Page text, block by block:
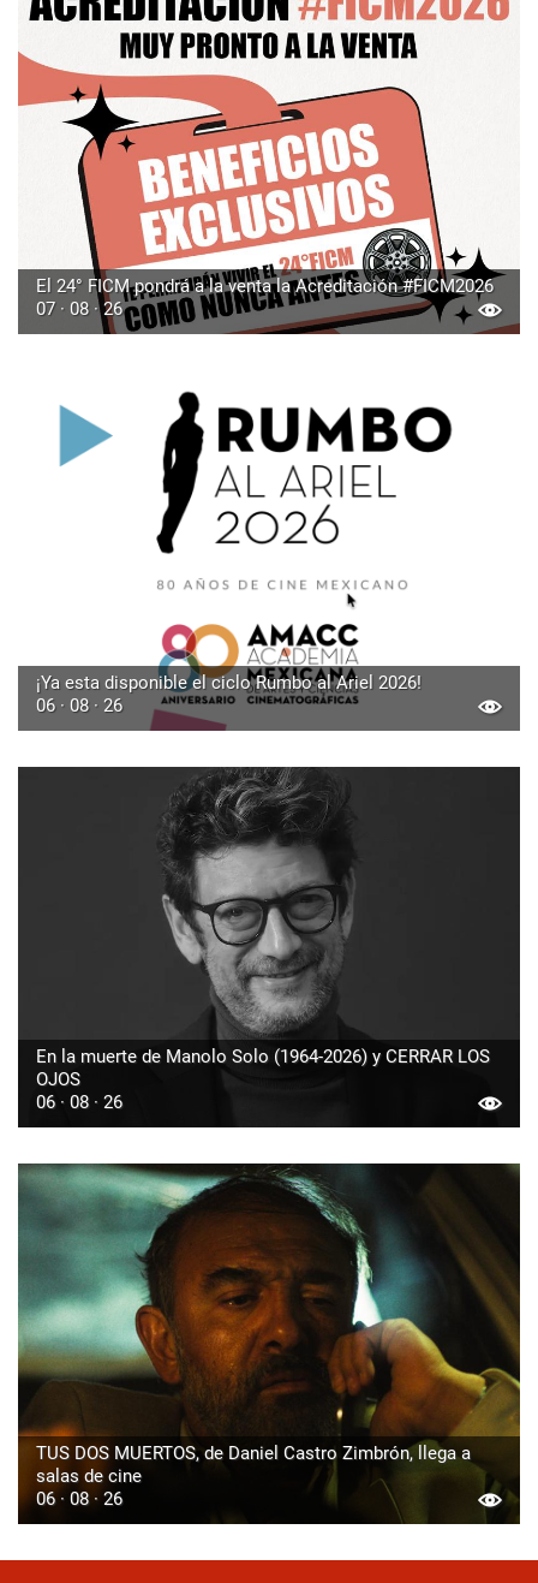
El 24° FICM pondrá a la venta la Acreditación #FICM2026
07 · 08 · 26
¡Ya esta disponible el ciclo Rumbo al Ariel 2026!
06 · 08 · 26
En la muerte de Manolo Solo (1964-2026) y CERRAR LOS
OJOS
06 · 08 · 26
TUS DOS MUERTOS, de Daniel Castro Zimbrón, llega a
salas de cine
06 · 08 · 26